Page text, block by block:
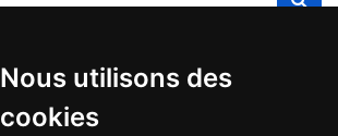
Nous utilisons des
cookies